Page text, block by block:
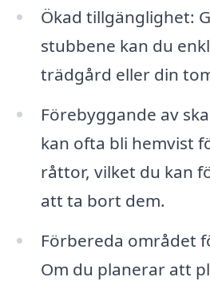
Ökad tillgänglighet:
stubbene kan du
trädgård eller din
Förebyggande av
kan ofta bli hemvist
råttor, vilket du kan
att ta bort dem.
Förbereda området
Om du planerar att